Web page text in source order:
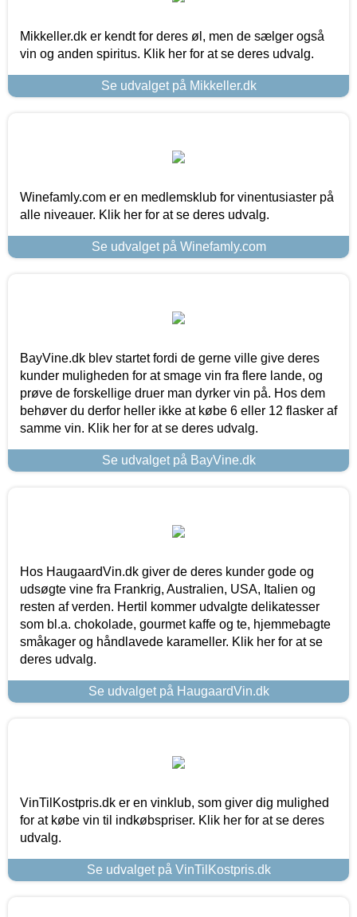
Mikkeller.dk er kendt for deres øl, men de sælger også
vin og anden spiritus. Klik her for at se deres udvalg.
Se udvalget på Mikkeller.dk
Winefamly.com er en medlemsklub for vinentusiaster på
alle niveauer. Klik her for at se deres udvalg.
Se udvalget på Winefamly.com
BayVine.dk blev startet fordi de gerne ville give deres
kunder muligheden for at smage vin fra flere lande, og
prøve de forskellige druer man dyrker vin på. Hos dem
behøver du derfor heller ikke at købe 6 eller 12 flasker af
samme vin. Klik her for at se deres udvalg.
Se udvalget på BayVine.dk
Hos HaugaardVin.dk giver de deres kunder gode og
udsøgte vine fra Frankrig, Australien, USA, Italien og
resten af verden. Hertil kommer udvalgte delikatesser
som bl.a. chokolade, gourmet kaffe og te, hjemmebagte
småkager og håndlavede karameller. Klik her for at se
deres udvalg.
Se udvalget på HaugaardVin.dk
VinTilKostpris.dk er en vinklub, som giver dig mulighed
for at købe vin til indkøbspriser. Klik her for at se deres
udvalg.
Se udvalget på VinTilKostpris.dk